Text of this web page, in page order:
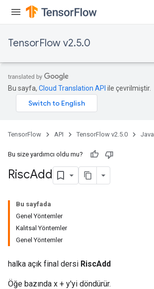
TensorFlow v2.5.0
Bu sayfa, Cloud Translation API ile çevrilmiştir.
TensorFlow API TensorFlow v2.5.0 Java
Bu size yardımcı oldu mu?
RiscAdd
Bu sayfada
Genel Yöntemler
Kalıtsal Yöntemler
Genel Yöntemler
halka açık final dersi RiscAdd
Öğe bazında x + y'yi döndürür.